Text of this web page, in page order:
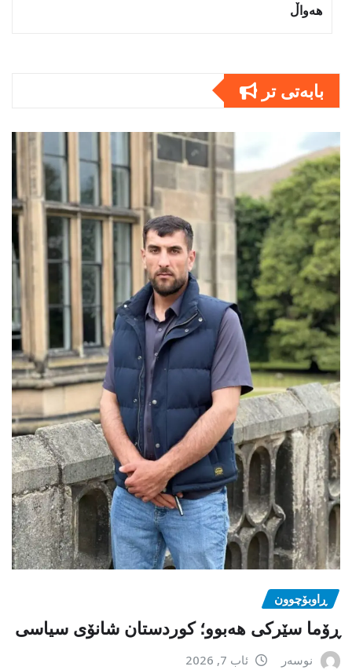
هەواڵ
بابەتى تر
ڕاوبۆچوون
ڕۆما سێرکی هەبوو؛ کوردستان شانۆی سیاسی
نوسەر ئاب 7, 2026